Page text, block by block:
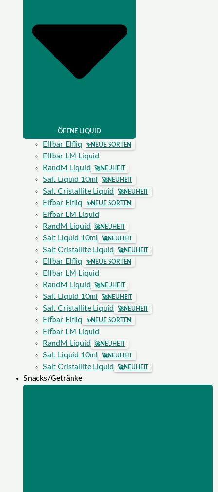
ÖFFNE LIQUID
Elfbar Elfliq ✨NEUE SORTEN
Elfbar LM Liquid
RandM Liquid
🚀NEUHEIT
Salt Liquid 10ml 🚀NEUHEIT
Salt Cristallite Liquid 🚀NEUHEIT
Elfbar Elfliq ✨NEUE SORTEN
Elfbar LM Liquid
RandM Liquid
🚀NEUHEIT
Salt Liquid 10ml 🚀NEUHEIT
Salt Cristallite Liquid 🚀NEUHEIT
Elfbar Elfliq ✨NEUE SORTEN
Elfbar LM Liquid
RandM Liquid
🚀NEUHEIT
Salt Liquid 10ml 🚀NEUHEIT
Salt Cristallite Liquid 🚀NEUHEIT
Elfbar Elfliq ✨NEUE SORTEN
Elfbar LM Liquid
RandM Liquid
🚀NEUHEIT
Salt Liquid 10ml 🚀NEUHEIT
Salt Cristallite Liquid 🚀NEUHEIT
Snacks/Getränke